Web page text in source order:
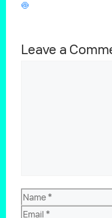
🍥
Leave a
Name
Email